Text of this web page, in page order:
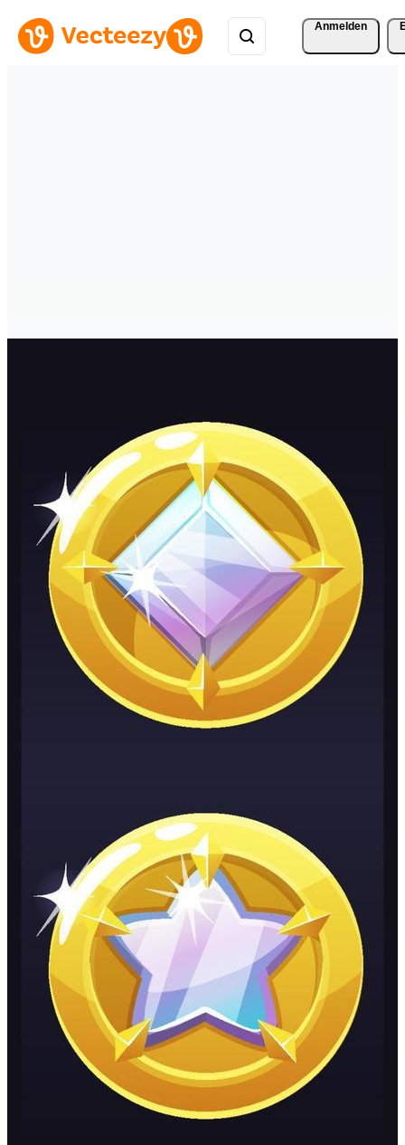
Anmelden